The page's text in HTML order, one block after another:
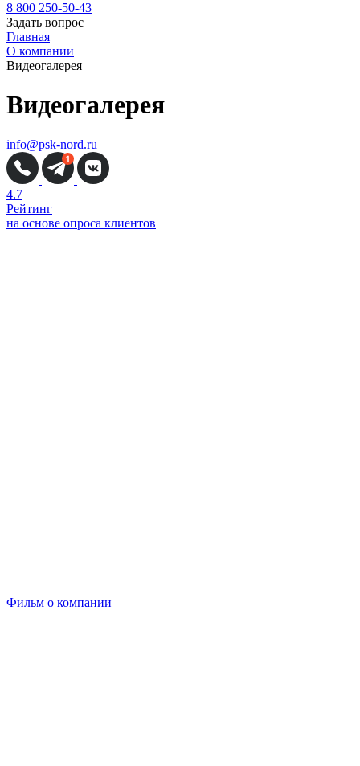
8 800 250-50-43
Задать вопрос
Главная
О компании
Видеогалерея
Видеогалерея
info@psk-nord.ru
4.7
Рейтинг
на основе опроса клиентов
Фильм о компании